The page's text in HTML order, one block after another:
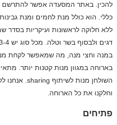
להכין. באתר המסעדה אפשר להתרשם
כללי. הוא כולל מנת לחמים ומנת
ללא חלוקה לראשונות ועיקריות בסדר
במנה וחצי מנה, מה שמאפשר לקחת
בארוחה במגוון מנות קטנות יותר.
השולחן מנות לשיתוף sharing. אנחנו
וחלקנו את כל הארוחה.
פתיחים